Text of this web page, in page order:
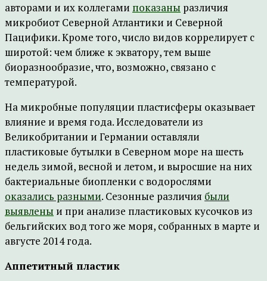
авторами и их коллегами показаны различия
микробиот Северной Атлантики и Северной
Пацифики. Кроме того, число видов коррелирует с
широтой: чем ближе к экватору, тем выше
биоразнообразие, что, возможно, связано с
температурой.
На микробные популяции пластисферы оказывает
влияние и время года. Исследователи из
Великобритании и Германии оставляли
пластиковые бутылки в Северном море на шесть
недель зимой, весной и летом, и выросшие на них
бактериальные биопленки с водорослями
оказались разными. Сезонные различия были
выявлены и при анализе пластиковых кусочков из
бельгийских вод того же моря, собранных в марте и
августе 2014 года.
Аппетитный пластик